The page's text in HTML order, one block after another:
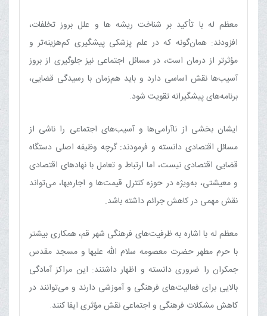
معظم له با تأکید بر شناخت ریشه ها و علل بروز تخلفات،
افزودند: همان‌گونه که در علم پزشکی پیشگیری کم‌هزینه‌تر و
مؤثرتر از درمان است، در مسائل اجتماعی نیز جلوگیری از بروز
آسیب‌ها نقش اساسی دارد و باید هم‌زمان با رسیدگی قضایی،
برنامه‌های پیشگیرانه تقویت شود.
ایشان بخشی از ناآرامی‌ها و آسیب‌های اجتماعی را ناشی از
مسائل اقتصادی دانسته و فرمودند: گرچه وظیفه اصلی دستگاه
قضایی اقتصادی نیست، اما ارتباط و تعامل با نهادهای اقتصادی
و معیشتی، به‌ویژه در حوزه کنترل قیمت‌ها و اجاره‌بها، می‌تواند
نقش مهمی در کاهش جرائم داشته باشد.
معظم له با اشاره به ظرفیت‌های فرهنگی شهر قم، همکاری بیشتر
با حرم مطهر حضرت معصومه سلام الله علیها و مسجد مقدس
جمکران را ضروری دانسته و اظهار داشتند: این مراکز آمادگی
بالایی برای فعالیت‌های فرهنگی و آموزشی دارند و می‌توانند در
کاهش مشکلات فرهنگی و اجتماعی نقش مؤثری ایفا کنند.